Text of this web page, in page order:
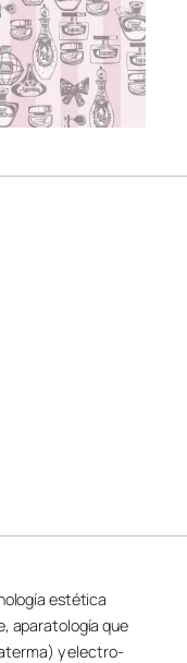
estética
aparatología que
y electro-